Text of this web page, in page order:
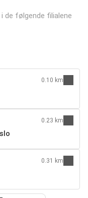
de følgende filialene
0.10 km
0.23 km
0.31 km